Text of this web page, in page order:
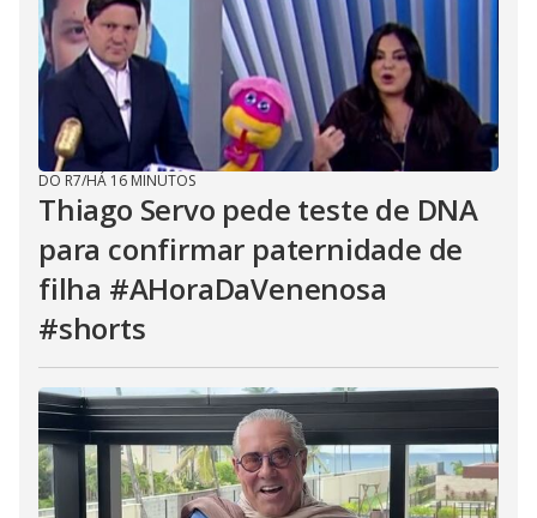
DO R7/HÁ 16 MINUTOS
Thiago Servo pede teste de DNA
para confirmar paternidade de
filha #AHoraDaVenenosa
#shorts